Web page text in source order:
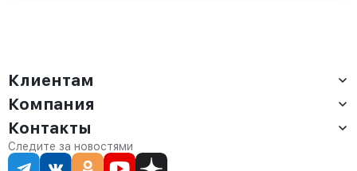
Клиентам
Доставка
Оплата
Сервис
Статус заказа
Компания
О компании
Контакты
Партнёрам
Контакты
Отдел продаж:
8 (800) 234-22-62
Следите за новостями